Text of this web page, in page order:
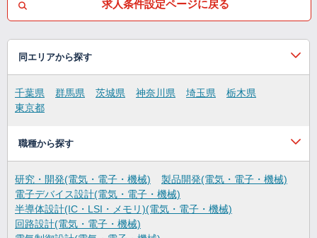
求人条件設定ページに戻る
同エリアから探す
千葉県 群馬県 茨城県 神奈川県 埼玉県
栃木県
東京都
職種から探す
研究・開発(電気・電子・機械)
製品開発(電気・電子・機械)
電子デバイス設計(電気・電子・機械)
半導体設計(IC・LSI・メモリ)(電気・電子・機械)
回路設計(電気・電子・機械)